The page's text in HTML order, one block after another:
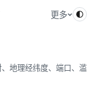
更多
地理经纬度、端口、滥